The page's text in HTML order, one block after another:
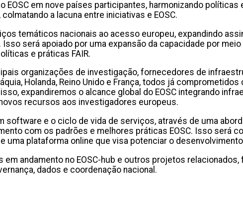
EOSC em nove países participantes, harmonizando
a lacuna entre iniciativas e EOSC.
temáticos nacionais ao acesso europeu, expandindo
Isso será apoiado por uma expansão da capacidade por
e práticas FAIR.
organizações de investigação, fornecedores de
Holanda, Reino Unido e França, todos já
expandiremos o alcance global do EOSC integrando
recursos aos investigadores europeus.
software e o ciclo de vida de serviços, através de uma
com os padrões e melhores práticas EOSC. Isso será
uma plataforma online que visa potenciar o
em andamento no EOSC-hub e outros projetos
dados e coordenação nacional.